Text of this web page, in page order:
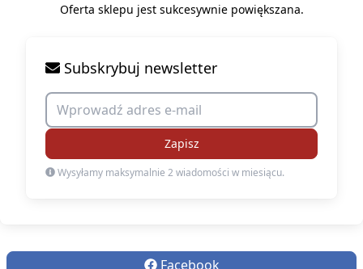
Oferta sklepu jest sukcesywnie powiększana.
Subskrybuj newsletter
Zapisz
Wysyłamy maksymalnie 2 wiadomości w miesiącu.
Facebook